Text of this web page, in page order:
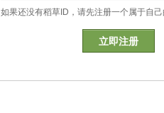
如果还没有稻草ID，请先注册一个属于自己
立即注册